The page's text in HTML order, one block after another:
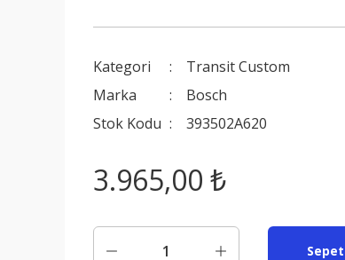
Kategori
Transit Custom
Marka
Bosch
Stok Kodu
393502A620
3.965,00 ₺